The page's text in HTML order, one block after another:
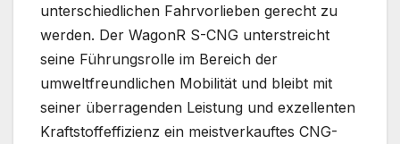
unterschiedlichen Fahrvorlieben gerecht zu
werden. Der WagonR S-CNG unterstreicht
seine Führungsrolle im Bereich der
umweltfreundlichen Mobilität und bleibt mit
seiner überragenden Leistung und exzellenten
Kraftstoffeffizienz ein meistverkauftes CNG-